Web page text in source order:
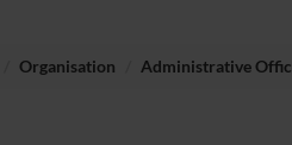
Organisation Administrative